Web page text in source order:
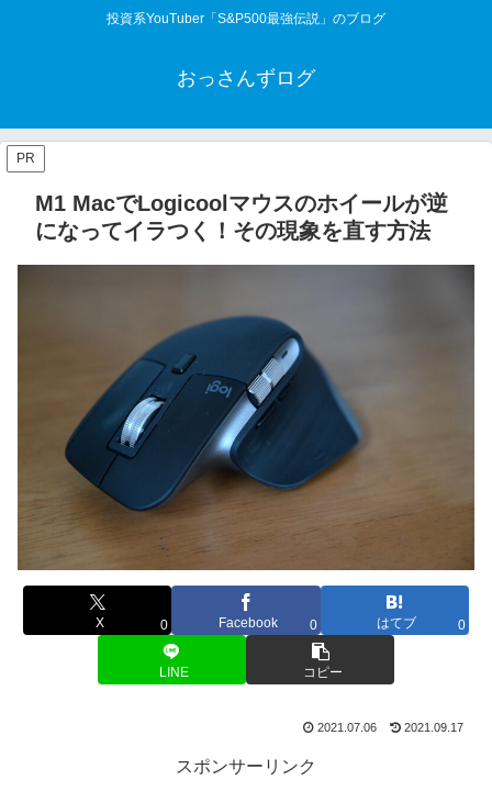
投資系YouTuber「S&P500最強伝説」のブログ
おっさんずログ
PR
M1 MacでLogicoolマウスのホイールが逆
になってイラつく！その現象を直す方法
X 0 Facebook 0 はてブ 0
LINE コピー
2021.07.06 2021.09.17
スポンサーリンク